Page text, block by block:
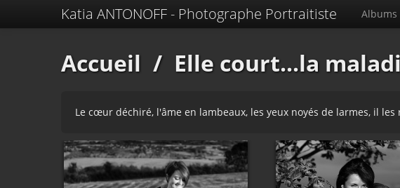
Katia ANTONOFF - Photographe Portraitiste Albums
Accueil / Elle court...la
Le cœur déchiré, l'âme en lambeaux, les yeux noyés de larmes, il